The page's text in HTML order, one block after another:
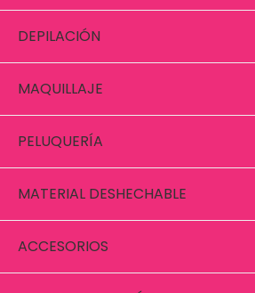
DEPILACIÓN
MAQUILLAJE
PELUQUERÍA
MATERIAL DESHECHABLE
ACCESORIOS